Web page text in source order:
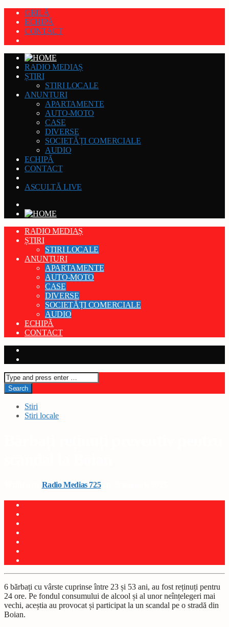
GRILĂ
ECHIPĂ
CONTACT
RADIO MEDIAȘ
ȘTIRI
STIRI LOCALE
ANUNȚURI
APARTAMENTE
AUTO-MOTO
CASE
DIVERSE
SOCIETĂȚI COMERCIALE
AUDIO
ECHIPĂ
CONTACT
ASCULTĂ LIVE
RADIO MEDIAȘ
ȘTIRI
STIRI LOCALE
ANUNȚURI
APARTAMENTE
AUTO-MOTO
CASE
DIVERSE
SOCIETĂȚI COMERCIALE
AUDIO
ECHIPĂ
CONTACT
Stiri
Stiri locale
Radio Medias 725on 22 ianuarie 2025
6 bărbați cu vârste cuprinse între 23 și 53 ani, au fost reținuți pentru
24 ore. Pe fondul consumului de alcool și al unor neînțelegeri mai
vechi, aceștia au provocat și participat la un scandal pe o stradă din
Boian.